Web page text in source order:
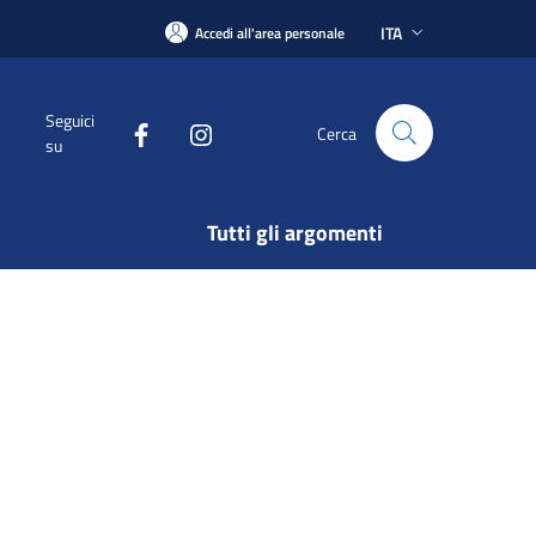
Accedi all'area personale ITA
Seguici
su
Cerca
Tutti gli argomenti